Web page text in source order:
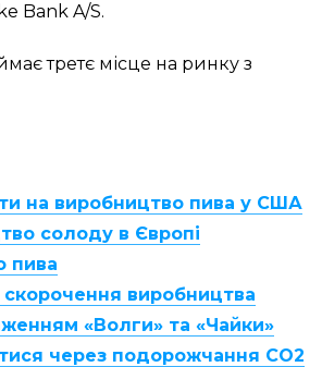
Bank A/S.
третє місце на ринку з
на виробництво пива у США
солоду в Європі
пива
скорочення виробництва
«Волги» та «Чайки»
через подорожчання CO2